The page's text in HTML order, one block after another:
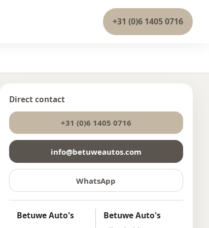
+31 (0)6 1405 0716
Direct contact
+31 (0)6 1405 0716
info@betuweautos.com
WhatsApp
Betuwe Auto's Betuwe Auto's